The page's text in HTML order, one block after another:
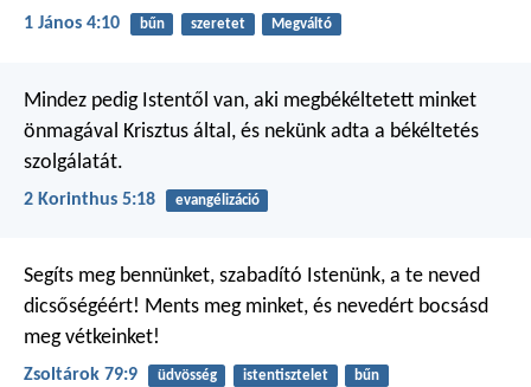
1 János 4:10 bűn szeretet Megváltó
Mindez pedig Istentől van, aki megbékéltetett minket
önmagával Krisztus által, és nekünk adta a békéltetés
szolgálatát.
2 Korinthus 5:18 evangélizáció
Segíts meg bennünket, szabadító Istenünk, a te neved
dicsőségéért! Ments meg minket, és nevedért bocsásd
meg vétkeinket!
Zsoltárok 79:9 üdvösség istentisztelet bűn